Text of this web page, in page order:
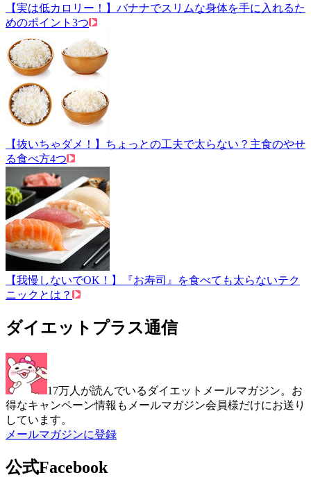
【実は低カロリー！】バナナでスリムな身体を手に入れるた
めのポイント3つ
【抜いちゃダメ！】ちょっとの工夫で太らない？主食のやせ
る食べ方4つ
【我慢しないでOK！】『お寿司』を食べても太らないテク
ニックとは？
ダイエットプラス通信
17万人が読んでいるダイエットメールマガジン。お
得なキャンペーン情報もメールマガジン会員様だけにお送り
しています。
メールマガジンに登録
公式Facebook